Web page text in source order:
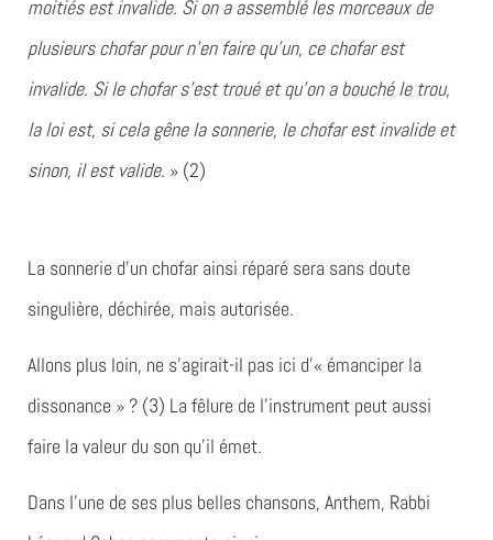
moitiés est invalide. Si on a assemblé les morceaux de
plusieurs chofar pour n’en faire qu’un, ce chofar est
invalide. Si le chofar s’est troué et qu’on a bouché le trou,
la loi est, si cela gêne la sonnerie, le chofar est invalide et
sinon, il est valide. » (2)
La sonnerie d’un chofar ainsi réparé sera sans doute
singulière, déchirée, mais autorisée.
Allons plus loin, ne s’agirait-il pas ici d’« émanciper la
dissonance » ? (3) La fêlure de l’instrument peut aussi
faire la valeur du son qu’il émet.
Dans l’une de ses plus belles chansons, Anthem, Rabbi